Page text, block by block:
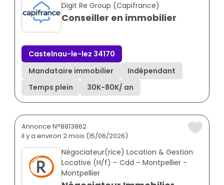
Digit Re Group (Capifrance)
Conseiller en immobilier
Castelnau-le-lez 34170
Mandataire immobilier
Indépendant
Temps plein
30K-80K/ an
Annonce N°8813862
il y a environ 2 mois (15/06/2026)
Négociateur(rice) Location & Gestion
Locative (H/f) – Cdd – Montpellier -
Montpellier